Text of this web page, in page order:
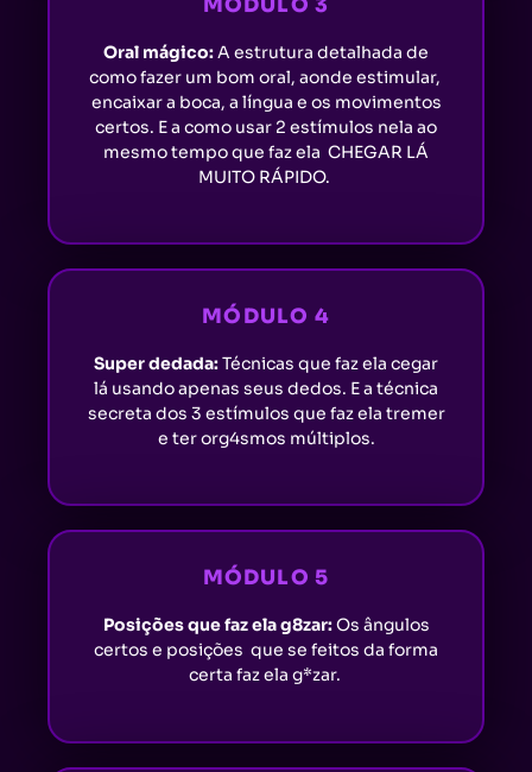
Oral mágico: A estrutura detalhada de
como fazer um bom oral, aonde estimular,
encaixar a boca, a língua e os movimentos
certos. E a como usar 2 estímulos nela ao
mesmo tempo que faz ela CHEGAR LÁ
MUITO RÁPIDO.
MÓDULO 4
Super dedada:Técnicas que faz ela cegar
lá usando apenas seus dedos. E a técnica
secreta dos 3 estímulos que faz ela tremer
e ter org4smos múltiplos.
MÓDULO 5
Posições que faz ela g8zar:Os ângulos
certos e posições que se feitos da forma
certa faz ela g*zar.